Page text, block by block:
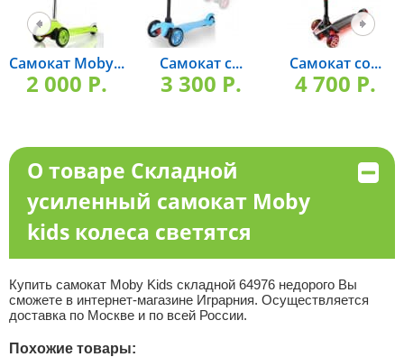
Самокат Moby...
2 000 P.
Самокат с...
3 300 P.
Самокат со...
4 700 P.
О товаре Складной
усиленный самокат Moby
kids колеса светятся
Купить самокат Moby Kids складной 64976 недорого Вы
сможете в интернет-магазине Играрния. Осуществляется
доставка по Москве и по всей России.
Похожие товары: